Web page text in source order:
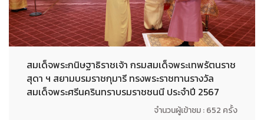
สมเด็จพระกนิษฐาธิราชเจ้า กรมสมเด็จพระเทพรัตนราช
สุดา ฯ สยามบรมราชกุมารี ทรงพระราชทานรางวัล
สมเด็จพระศรีนครินทราบรมราชชนนี ประจำปี 2567
จำนวนผู้เข้าชม : 652 ครั้ง